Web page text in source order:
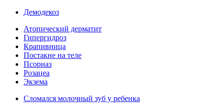
Демодекоз
Атопический дерматит
Гипергидроз
Крапивница
Постакне на теле
Псориаз
Розацеа
Экзема
Сломался молочный зуб у ребенка